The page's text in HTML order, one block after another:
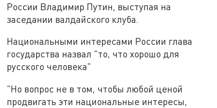
России Владимир Путин, выступая на
заседании валдайского клуба.
Национальными интересами России глава
государства назвал "то, что хорошо для
русского человека"
"Но вопрос не в том, чтобы любой ценой
продвигать эти национальные интересы,